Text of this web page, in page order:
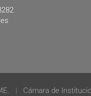
Cámara de